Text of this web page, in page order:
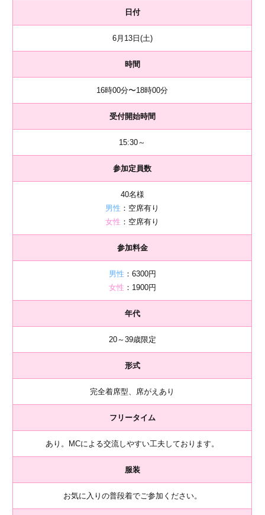
日付
6月13日(土)
時間
16時00分〜18時00分
受付開始時間
15:30～
参加定員数
40名様
男性 ：空席有り
女性 ：空席有り
参加料金
男性 ：6300円
女性 ：1900円
年代
20～39歳限定
形式
完全着席型、席がえあり
フリータイム
あり。MCによる交流しやすい工夫しております。
服装
お気に入りの普段着でご参加ください。